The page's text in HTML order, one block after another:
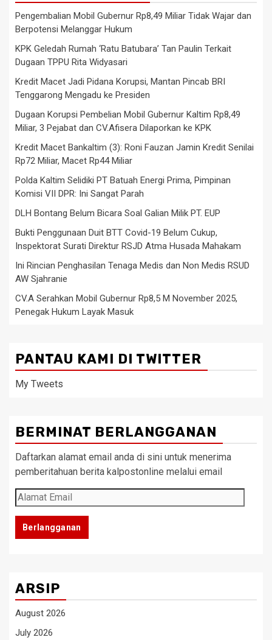
Pengembalian Mobil Gubernur Rp8,49 Miliar Tidak Wajar dan
Berpotensi Melanggar Hukum
KPK Geledah Rumah ‘Ratu Batubara’ Tan Paulin Terkait
Dugaan TPPU Rita Widyasari
Kredit Macet Jadi Pidana Korupsi, Mantan Pincab BRI
Tenggarong Mengadu ke Presiden
Dugaan Korupsi Pembelian Mobil Gubernur Kaltim Rp8,49
Miliar, 3 Pejabat dan CV.Afisera Dilaporkan ke KPK
Kredit Macet Bankaltim (3): Roni Fauzan Jamin Kredit Senilai
Rp72 Miliar, Macet Rp44 Miliar
Polda Kaltim Selidiki PT Batuah Energi Prima, Pimpinan
Komisi VII DPR: Ini Sangat Parah
DLH Bontang Belum Bicara Soal Galian Milik PT. EUP
Bukti Penggunaan Duit BTT Covid-19 Belum Cukup,
Inspektorat Surati Direktur RSJD Atma Husada Mahakam
Ini Rincian Penghasilan Tenaga Medis dan Non Medis RSUD
AW Sjahranie
CV.A Serahkan Mobil Gubernur Rp8,5 M November 2025,
Penegak Hukum Layak Masuk
PANTAU KAMI DI TWITTER
My Tweets
BERMINAT BERLANGGANAN
Daftarkan alamat email anda di sini untuk menerima
pemberitahuan berita kalpostonline melalui email
Alamat
Email
Berlangganan
ARSIP
August 2026
July 2026